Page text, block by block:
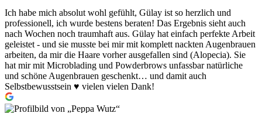
Ich habe mich absolut wohl gefühlt, Gülay ist so herzlich und
professionell, ich wurde bestens beraten! Das Ergebnis sieht auch
nach Wochen noch traumhaft aus. Gülay hat einfach perfekte Arbeit
geleistet - und sie musste bei mir mit komplett nackten Augenbrauen
arbeiten, da mir die Haare vorher ausgefallen sind (Alopecia). Sie
hat mir mit Microblading und Powderbrows unfassbar natürliche
und schöne Augenbrauen geschenkt… und damit auch
Selbstbewusstsein ♥️ vielen vielen Dank!